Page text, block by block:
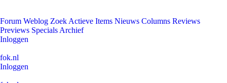
Forum Weblog Zoek Actieve Items Nieuws Columns Reviews
Previews Specials Archief
Inloggen
fok.nl
Inloggen